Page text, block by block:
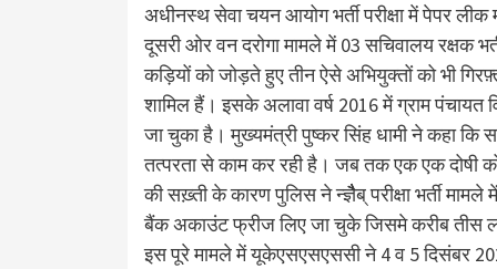
अधीनस्थ सेवा चयन आयोग भर्ती परीक्षा में पेपर
दूसरी ओर वन दरोगा मामले में 03 सचिवालय रक्षक
कड़ियों को जोड़ते हुए तीन ऐसे अभियुक्तों को भी
शामिल हैं। इसके अलावा वर्ष 2016 में ग्राम पंचायत
जा चुका है। मुख्यमंत्री पुष्कर सिंह धामी ने कहा
तत्परता से काम कर रही है। जब तक एक एक दोषी
की सख़्ती के कारण पुलिस ने न्ज्ञैैैब् परीक्षा भर्ती
बैंक अकाउंट फ्रीज लिए जा चुके जिसमे करीब तीस
इस पूरे मामले में यूकेएसएसएससी ने 4 व 5 दिसंबर